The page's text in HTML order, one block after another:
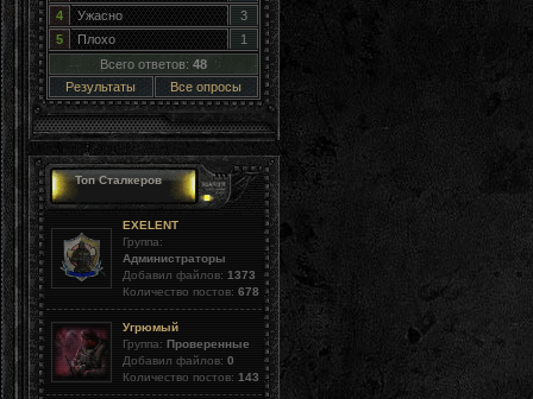
4
Ужасно
3
5
Плохо
1
Всего ответов: 48
Результаты
Все опросы
Топ Сталкеров
EXELENT
Группа:
Администраторы
Добавил файлов: 1373
Количество постов: 678
Угрюмый
Группа: Проверенные
Добавил файлов: 0
Количество постов: 143